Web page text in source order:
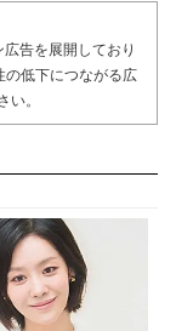
告を展開しており
の低下につながる広
い。